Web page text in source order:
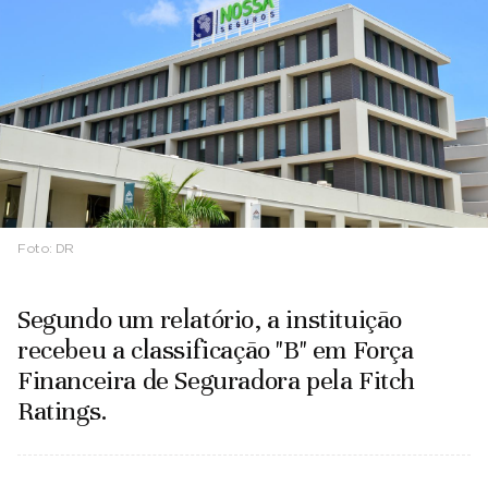
Foto: DR
Segundo um relatório, a instituição
recebeu a classificação "B" em Força
Financeira de Seguradora pela Fitch
Ratings.